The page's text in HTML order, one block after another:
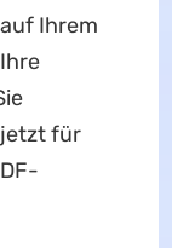
Ihrem
jetzt für